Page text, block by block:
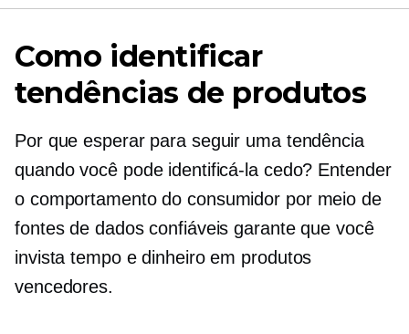
Como identificar
tendências de produtos
Por que esperar para seguir uma tendência
quando você pode identificá-la cedo? Entender
o comportamento do consumidor por meio de
fontes de dados confiáveis ​​garante que você
invista tempo e dinheiro em produtos
vencedores.